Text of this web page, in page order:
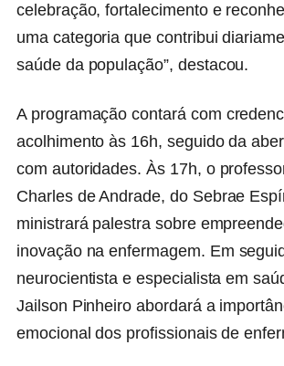
celebração, fortalecimento e
uma categoria que contribui
saúde da população”, destacou.
A programação contará com
acolhimento às 16h, seguido da
com autoridades. Às 17h, o
Charles de Andrade, do Sebrae
ministrará palestra sobre
inovação na enfermagem. Em
neurocientista e especialista em
Jailson Pinheiro abordará a
emocional dos profissionais de